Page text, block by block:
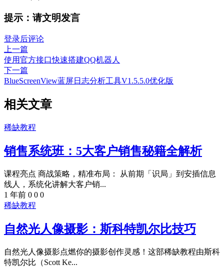
提示：请文明发言
登录后评论
上一篇
使用官方接口快速搭建QQ机器人
下一篇
BlueScreenView蓝屏日志分析工具V1.5.5.0优化版
相关文章
稀缺教程
销售系统班：5大客户销售秘籍全解析
课程亮点 商战策略，精准布局： 从前期「识局」到安插信息
线人，系统化讲解大客户销...
1 年前 0 0 0
稀缺教程
自然光人像摄影：斯科特凯尔比技巧
自然光人像摄影点燃你的摄影创作灵感！这部稀缺教程由斯科
特凯尔比（Scott Ke...